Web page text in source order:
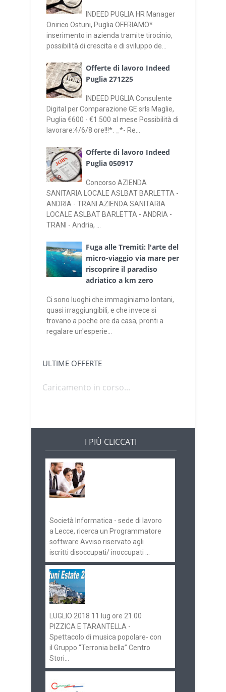
INDEED PUGLIA HR Manager
Onirico Ostuni, Puglia OFFRIAMO*
inserimento in azienda tramite tirocinio,
possibilità di crescita e di sviluppo de...
Offerte di lavoro Indeed
Puglia 271225
INDEED PUGLIA Consulente
Digital per Comparazione GE srls Maglie,
Puglia €600 - €1.500 al mese Possibilità di
lavorare:4/6/8 ore!!!*. _*- Re...
Offerte di lavoro Indeed
Puglia 050917
Concorso AZIENDA
SANITARIA LOCALE ASLBAT BARLETTA -
ANDRIA - TRANI AZIENDA SANITARIA
LOCALE ASLBAT BARLETTA - ANDRIA -
TRANI - Andria, ...
Fuga alle Tremiti: l'arte del
micro-viaggio via mare per
riscoprire il paradiso
adriatico a km zero
Ci sono luoghi che immaginiamo lontani,
quasi irraggiungibili, e che invece si
trovano a poche ore da casa, pronti a
regalare un'esperie...
ULTIME OFFERTE
Caricamento in corso...
I PIÙ CLICCATI
Società Informatica - sede di lavoro
a Lecce, ricerca un Programmatore
software Avviso riservato agli
iscritti disoccupati/ inoccupati ...
LUGLIO 2018 11 lug ore 21.00
PIZZICA E TARANTELLA -
Spettacolo di musica popolare- con
il Gruppo “Terronia bella” Centro
Stori...